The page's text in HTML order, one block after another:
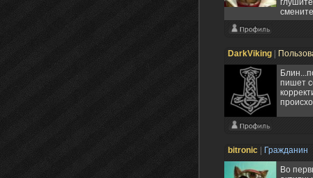
DarkViking
пишет
bitronic Гражданин
Во